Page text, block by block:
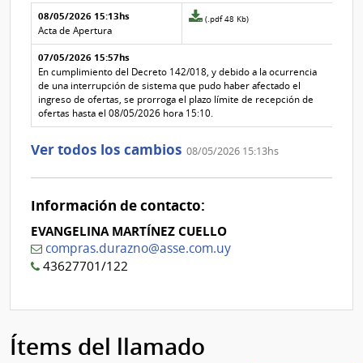
Aclaraciones del llamado
Fecha y
texto de
la
aclaración
Archivo
de la
aclaración
08/05/2026 15:13hs
Acta de Apertura
Archivo
de
aclaración
Nº
1
(.pdf 48 Kb)
07/05/2026 15:57hs
En cumplimiento del Decreto 142/018, y debido a la ocurrencia
de una interrupción de sistema que pudo haber afectado el
ingreso de ofertas, se prorroga el plazo límite de recepción de
ofertas hasta el 08/05/2026 hora 15:10.
Ver todos los cambios 08/05/2026 15:13hs
Información de contacto:
EVANGELINA MARTÍNEZ CUELLO
compras.durazno@asse.com.uy
43627701/122
Ítems del llamado